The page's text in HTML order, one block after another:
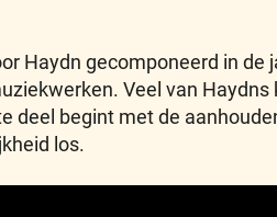
Haydn gecomponeerd in
Veel van
deel begint met de
los.